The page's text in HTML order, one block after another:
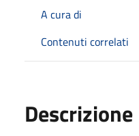
A cura di
Contenuti correlati
Descrizione